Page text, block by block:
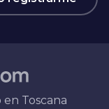
Toscana